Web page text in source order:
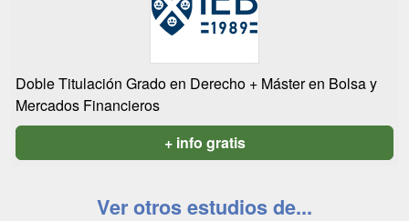
Doble Titulación Grado en Derecho + Máster en Bolsa y
Mercados Financieros
+ info gratis
Ver otros estudios de...